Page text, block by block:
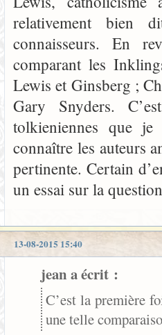
relativement bien
connaisseurs. En
comparant les
Lewis et Ginsberg ;
Gary Snyders.
tolkieniennes que
connaître les auteurs
pertinente. Certain
un essai sur la
13-08-2015 15:40
jean a écrit :
C’est la première
une telle